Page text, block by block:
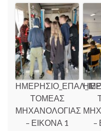
ΤΟΜΕΑΣ
ΜΗΧΑΝΟΛΟΓΙΑΣ
– ΕΙΚΟΝΑ 1
–